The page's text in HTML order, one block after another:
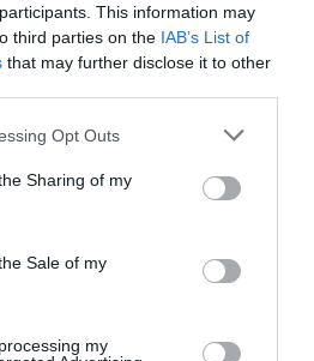
This information may
third parties on the IAB’s List of
that may further disclose it to other
Opt Outs
Sharing of my
Sale of my
my
le sénateur du South Carolina,
qu’on parle de modifier un
des Etats Unis encore
discuter d’une réforme
». » Je crois que le seul
la Constitution soit un